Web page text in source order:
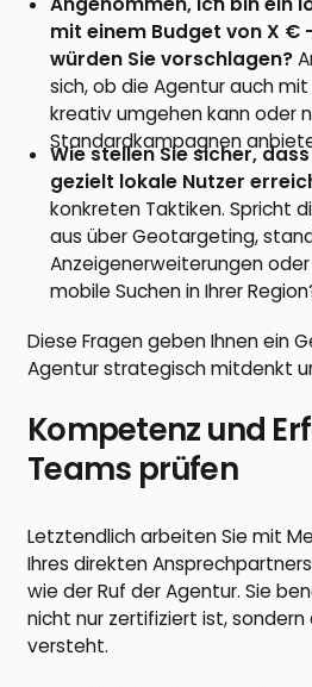
mit einem Budget von X €
würden Sie vorschlagen?
sich, ob die Agentur auch
kreativ umgehen kann oder
Standardkampagnen
Wie stellen Sie sicher,
gezielt lokale Nutzer
konkreten Taktiken. Spricht
aus über Geotargeting,
Anzeigenerweiterungen
mobile Suchen in Ihrer
Diese Fragen geben Ihnen ein
Agentur strategisch mitdenkt
Kompetenz und
Teams prüfen
Letztendlich arbeiten Sie mit
Ihres direkten
wie der Ruf der Agentur. Sie
nicht nur zertifiziert ist, sondern
versteht.